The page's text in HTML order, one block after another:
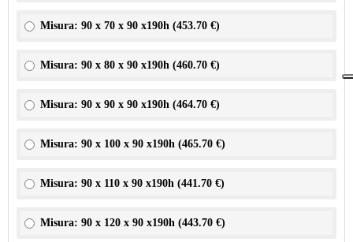
Misura: 90 x 70 x 90 x190h (453.70 €)
Misura: 90 x 80 x 90 x190h (460.70 €)
Misura: 90 x 90 x 90 x190h (464.70 €)
Misura: 90 x 100 x 90 x190h (465.70 €)
Misura: 90 x 110 x 90 x190h (441.70 €)
Misura: 90 x 120 x 90 x190h (443.70 €)